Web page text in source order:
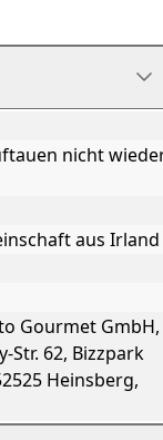
nicht
aus Irland
Gourmet GmbH,
Str. 62, Bizzpark
Heinsberg,